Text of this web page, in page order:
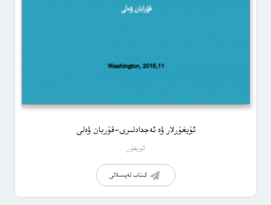
ئۇيغۇرلار ۋە ئەجدادلىرى-قۇربان ۋەلى
ئۇيغۇر
كىتاب تەپسىلاتى